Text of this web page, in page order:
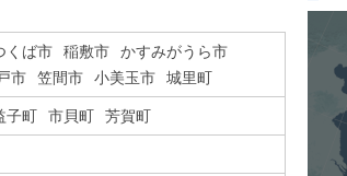
くば市 稲敷市
かすみがうら市
市 笠間市 小美玉市 城里町
子町 市貝町 芳賀町